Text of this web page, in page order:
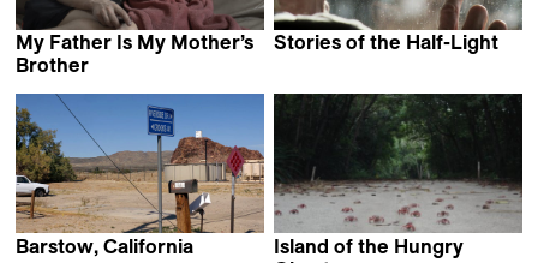
My Father Is My Mother’s
Brother
Stories of the Half-Light
Barstow, California
Island of the Hungry